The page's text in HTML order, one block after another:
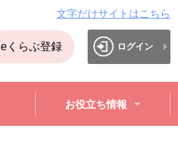
文字だけサイトはこちら
eくらぶ登録 ログイン
お役立ち情報